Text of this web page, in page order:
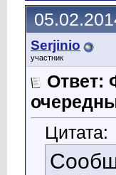
Serjinio
участник
Ответ:
Цитата: